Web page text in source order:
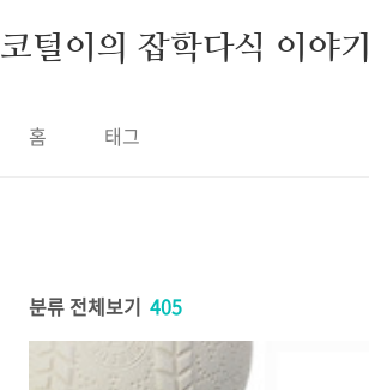
코털이의 잡학다식 이야기
홈 태그
분류 전체보기 405